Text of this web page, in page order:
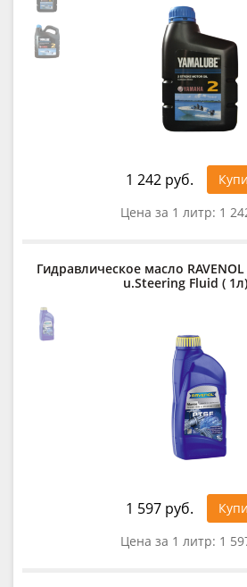
1 242 руб.
Цена за 1 литр: 1
Гидравлическое масло
u.Steering Fluid (
1 597 руб.
Цена за 1 литр: 1